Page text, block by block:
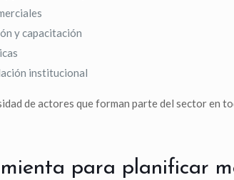
y capacitación
institucional
de actores que forman parte del sector en
para planificar